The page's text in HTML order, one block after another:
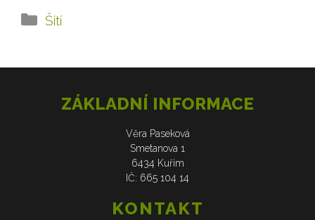
Rubriky
Šití
ZÁKLADNÍ INFORMACE
Věra Paseková
Smetanova 1
6434 Kuřim
IČ: 665 104 14
KONTAKT